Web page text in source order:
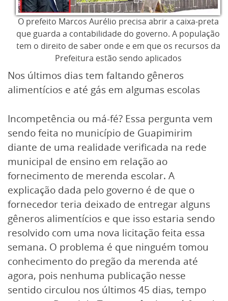
O prefeito Marcos Aurélio precisa abrir a caixa-preta
que guarda a contabilidade do governo. A população
tem o direito de saber onde e em que os recursos da
Prefeitura estão sendo aplicados
Nos últimos dias tem faltando gêneros
alimentícios e até gás em algumas escolas
Incompetência ou má-fé? Essa pergunta vem
sendo feita no município de Guapimirim
diante de uma realidade verificada na rede
municipal de ensino em relação ao
fornecimento de merenda escolar. A
explicação dada pelo governo é de que o
fornecedor teria deixado de entregar alguns
gêneros alimentícios e que isso estaria sendo
resolvido com uma nova licitação feita essa
semana. O problema é que ninguém tomou
conhecimento do pregão da merenda até
agora, pois nenhuma publicação nesse
sentido circulou nos últimos 45 dias, tempo